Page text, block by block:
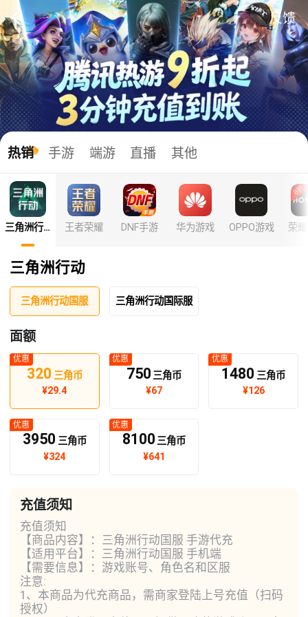
充值中心 反馈
热销 手游 端游 直播 其他
三角洲行动代充 王者荣耀 DNF手游 华为游戏 OPPO游戏 荣
三角洲行动
三角洲行动国服 三角洲行动国际服
面额
320 三角币
¥29.4
优惠
750 三角币
¥67
优惠
1480 三角币
¥126
优惠
3950 三角币
¥324
优惠
8100 三角币
¥641
优惠
充值须知
充值须知
【商品内容】：三角洲行动国服 手游代充
【适用平台】：三角洲行动国服 手机端
【需要信息】：游戏账号、角色名和区服
注意:
1、本商品为代充商品，需商家登陆上号充值（扫码
授权）